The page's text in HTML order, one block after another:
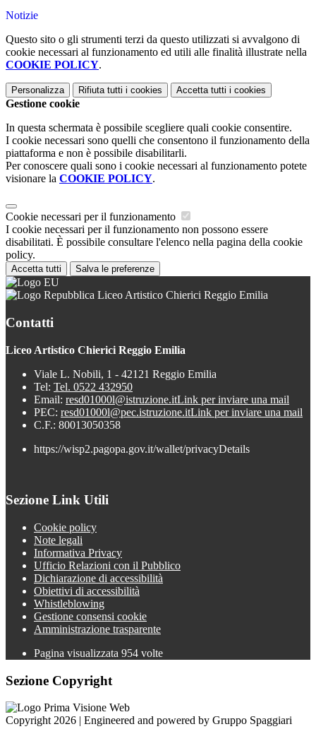
Notizie
Questo sito o gli strumenti terzi da questo utilizzati si avvalgono di
cookie necessari al funzionamento ed utili alle finalità illustrate nella
COOKIE POLICY.
Personalizza Rifiuta tutti i cookies Accetta tutti i cookies
Gestione cookie
In questa schermata è possibile scegliere quali cookie consentire.
I cookie necessari sono quelli che consentono il funzionamento della
piattaforma e non è possibile disabilitarli.
Per conoscere quali sono i cookie necessari al funzionamento potete
visionare la COOKIE POLICY.
Cookie necessari per il funzionamento
I cookie necessari per il funzionamento non possono essere
disabilitati. È possibile consultare l'elenco nella pagina della cookie
policy.
Accetta tutti Salva le preferenze
Liceo Artistico Chierici Reggio Emilia
Contatti
Liceo Artistico Chierici Reggio Emilia
Viale L. Nobili, 1 - 42121 Reggio Emilia
Tel: Tel. 0522 432950
Email: resd01000l@istruzione.itLink per inviare una mail
PEC: resd01000l@pec.istruzione.itLink per inviare una mail
C.F.: 80013050358
https://wisp2.pagopa.gov.it/wallet/privacyDetails
Sezione Link Utili
Cookie policy
Note legali
Informativa Privacy
Ufficio Relazioni con il Pubblico
Dichiarazione di accessibilità
Obiettivi di accessibilità
Whistleblowing
Gestione consensi cookie
Amministrazione trasparente
Pagina visualizzata 954 volte
Sezione Copyright
Copyright 2026 | Engineered and powered by Gruppo Spaggiari